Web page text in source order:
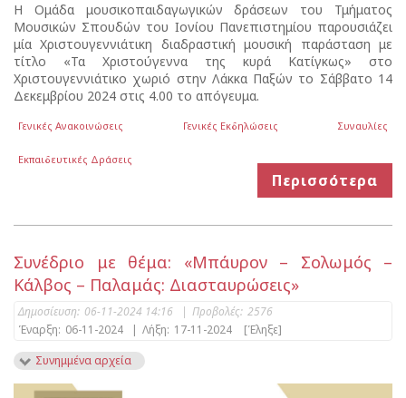
Η Ομάδα μουσικοπαιδαγωγικών δράσεων του Τμήματος
Μουσικών Σπουδών του Ιονίου Πανεπιστημίου παρουσιάζει
μία Χριστουγεννιάτικη διαδραστική μουσική παράσταση με
τίτλο «Τα Χριστούγεννα της κυρά Κατίγκως» στο
Χριστουγεννιάτικο χωριό στην Λάκκα Παξών το Σάββατο 14
Δεκεμβρίου 2024 στις 4.00 το απόγευμα.
Γενικές Ανακοινώσεις Γενικές Εκδηλώσεις Συναυλίες
Εκπαιδευτικές Δράσεις
Περισσότερα
Συνέδριο με θέμα: «Μπάυρον – Σολωμός –
Κάλβος – Παλαμάς: Διασταυρώσεις»
Δημοσίευση: 06-11-2024 14:16 | Προβολές: 2576
Έναρξη: 06-11-2024 | Λήξη: 17-11-2024
[Έληξε]
Συνημμένα αρχεία